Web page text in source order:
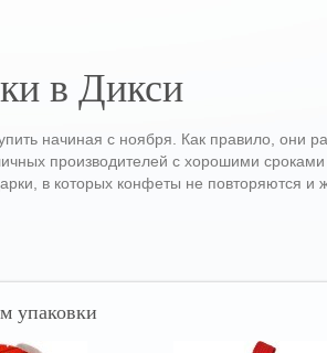
в Дикси
начиная с ноября. Как правило, они
производителей с хорошими
в которых конфеты не повторяются и
упаковки